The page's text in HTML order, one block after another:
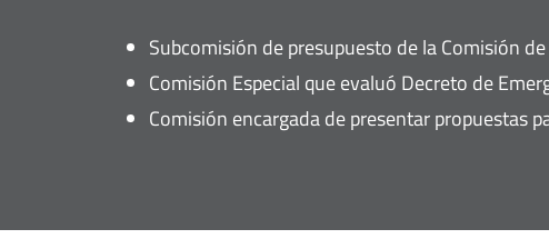
Subcomisión de presupuesto de la Comisión
Comisión Especial que evaluó Decreto de
Comisión encargada de presentar propuestas